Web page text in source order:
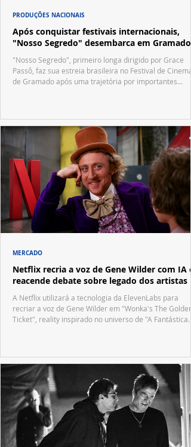
Após conquistar festivais internacionais,
"Nosso Segredo" desembarca em Gramado
"Nosso Segredo", primeiro longa dirigido por Grace
Passô, faz sua estreia brasileira no Festival de Cinema
de Gramado após uma trajetória por importantes
PRODUÇÕES NACIONAIS
Netflix recria a voz de Gene Wilder com IA e
reacende debate sobre legado dos artistas
A Netflix utilizará a tecnologia da ElevenLabs para
recriar a voz de Gene Wilder em "Wonka's The Golden
Ticket", reality inspirado no universo de "A Fantástica
MERCADO